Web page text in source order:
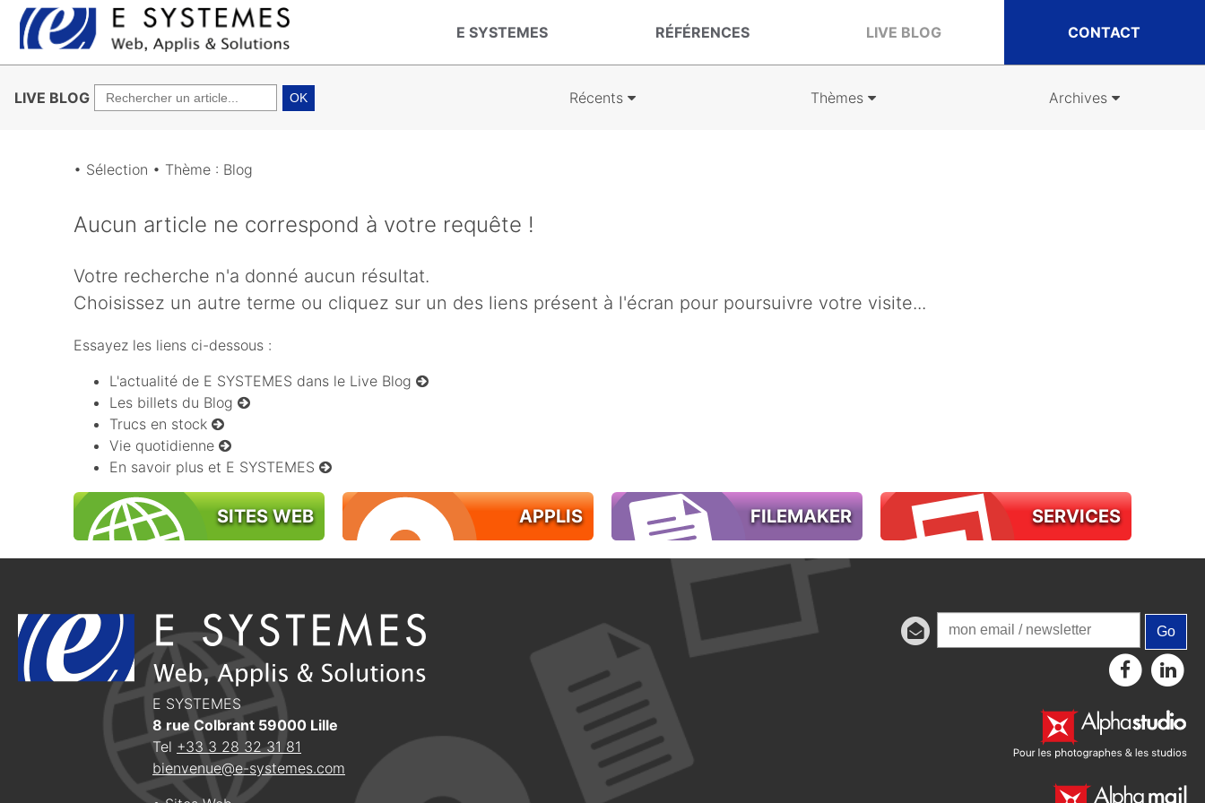
E SYSTEMES RÉFÉRENCES LIVE BLOG CONTACT
LIVE BLOG OK Récents Thèmes Archives
• Sélection • Thème : Blog
Aucun article ne correspond à votre requête !
Votre recherche n'a donné aucun résultat.
Choisissez un autre terme ou cliquez sur un des liens présent à l'écran pour poursuivre votre visite...
Essayez les liens ci-dessous :
L'actualité de E SYSTEMES dans le Live Blog
Les billets du Blog
Trucs en stock
Vie quotidienne
En savoir plus et E SYSTEMES
SITES WEB APPLIS FILEMAKER SERVICES
E SYSTEMES
8 rue Colbrant 59000 Lille
Tel +33 3 28 32 31 81
bienvenue@e-systemes.com
Go